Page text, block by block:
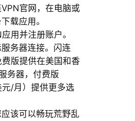
官网，在电脑或
载应用。
用并注册账户。
务器连接。闪连
版提供在美国和香
务器，付费版
元/月）提供更多选
该可以畅玩荒野乱